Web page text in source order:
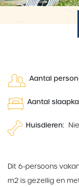
Aantal
Aantal
Huisdieren:
Dit 6-persoons
m2 is gezellig en